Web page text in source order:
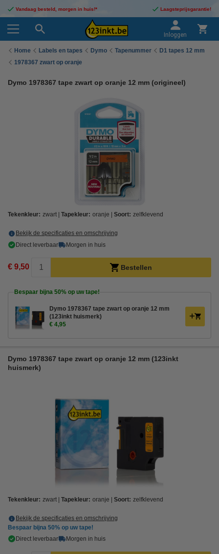
Vandaag besteld, morgen in huis!* Laagsteprijsgarantie!
Inloggen
Home Labels en tapes Dymo Tapenummer
D1 tapes 12 mm
1978367 zwart op oranje
Dymo 1978367 tape zwart op oranje 12 mm (origineel)
Tekenkleur: zwart Tapekleur: oranje Soort: zelfklevend
Bekijk de specificaties en omschrijving
Direct leverbaar
Morgen in huis
€ 9,50 Bestellen
Bespaar bijna 50% op uw tape!
Dymo 1978367 tape zwart op oranje 12 mm
(123inkt huismerk)
€ 4,95
Dymo 1978367 tape zwart op oranje 12 mm (123inkt
huismerk)
Tekenkleur: zwart Tapekleur: oranje Soort: zelfklevend
Bekijk de specificaties en omschrijving
Bespaar bijna 50% op uw tape!
Direct leverbaar
Morgen in huis